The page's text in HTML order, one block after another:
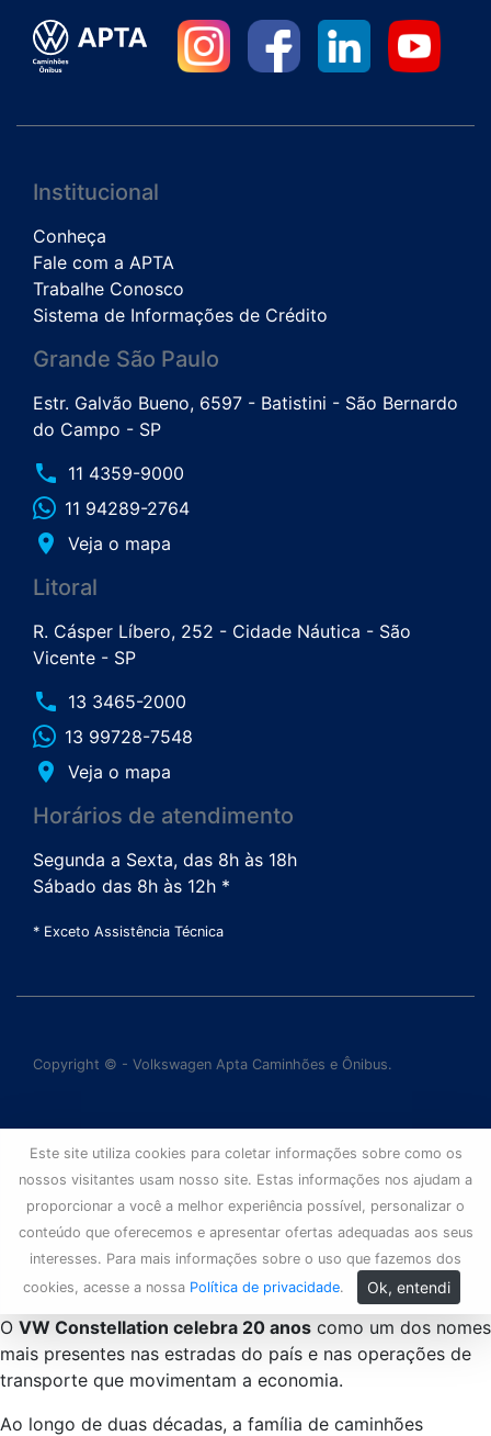
Institucional
Conheça
Fale com a APTA
Trabalhe Conosco
Sistema de Informações de Crédito
Grande São Paulo
Estr. Galvão Bueno, 6597 - Batistini - São Bernardo
do Campo - SP
phone 11 4359-9000
11 94289-2764
place Veja o mapa
Litoral
R. Cásper Líbero, 252 - Cidade Náutica - São
Vicente - SP
phone 13 3465-2000
13 99728-7548
place Veja o mapa
Horários de atendimento
Segunda a Sexta, das 8h às 18h
Sábado das 8h às 12h *
* Exceto Assistência Técnica
Copyright © - Volkswagen Apta Caminhões e Ônibus.
Este site utiliza cookies para coletar informações sobre como os
nossos visitantes usam nosso site. Estas informações nos ajudam a
proporcionar a você a melhor experiência possível, personalizar o
conteúdo que oferecemos e apresentar ofertas adequadas aos seus
interesses. Para mais informações sobre o uso que fazemos dos
cookies, acesse a nossa Política de privacidade. Ok, entendi
O VW Constellation celebra 20 anos como um dos nomes
mais presentes nas estradas do país e nas operações de
transporte que movimentam a economia.
Ao longo de duas décadas, a família de caminhões